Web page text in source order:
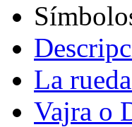
La
Vajra o